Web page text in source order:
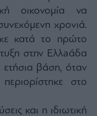
οικονομία να
χρονιά.
κατά το πρώτο
στην Ελλaάδα
βάση, όταν
στο
και η ιδιωτική